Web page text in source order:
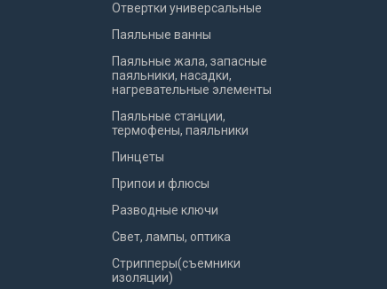
Отвертки универсальные
Паяльные ванны
Паяльные жала, запасные
паяльники, насадки,
нагревательные элементы
Паяльные станции,
термофены, паяльники
Пинцеты
Припои и флюсы
Разводные ключи
Свет, лампы, оптика
Стрипперы(съемники
изоляции)